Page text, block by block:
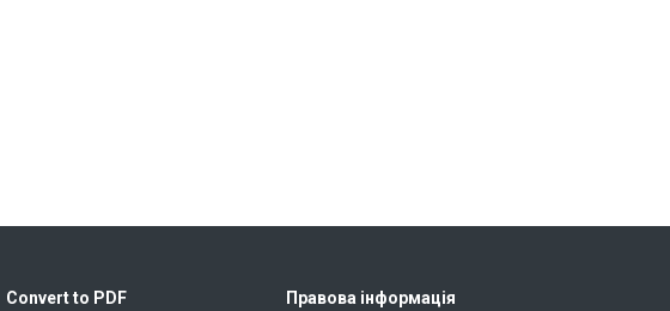
Convert to PDF Правова інформація